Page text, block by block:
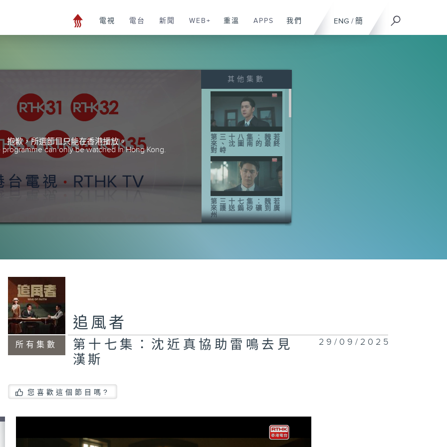
ENG / 簡
電視 電台 新聞 WEB+ 重溫 APPS 我們
抱歉，所選節目只能在香港播放。
programme can only be watched in Hong Kong.
其他集數
第三十八集：魏若
來、沈圖南的最終
對峙
第三十七集：魏若
來護送鎢砂礦到廣
州
所有集數
追風者
第十七集：沈近真協助雷鳴去見
漢斯
29/09/2025
您喜歡這個節目嗎?